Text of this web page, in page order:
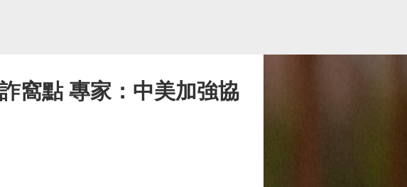
窩點 專家：中美加強協